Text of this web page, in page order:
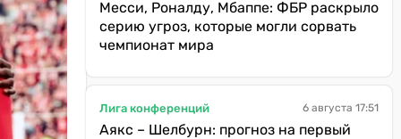
Месси, Роналду, Мбаппе: ФБР раскрыло
серию угроз, которые могли сорвать
чемпионат мира
Лига конференций 6 августа 17:51
Аякс – Шелбурн: прогноз на первый